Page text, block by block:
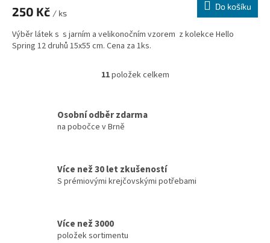
250 Kč / ks
Do košíku
Výběr látek s s jarním a velikonočním vzorem z kolekce Hello
Spring 12 druhů 15x55 cm. Cena za 1ks.
O
á
p
r
11položek celkem
Osobní odběr zdarma
na pobočce v Brně
Více než 30 let zkušeností
S prémiovými krejčovskými potřebami
Více než 3000
položek sortimentu